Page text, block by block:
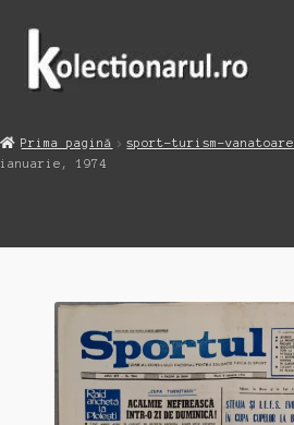
Sari
navigare
Sari
conținut
Magazin
Prima pagină sport-turism-vanatoare
ianuarie, 1974